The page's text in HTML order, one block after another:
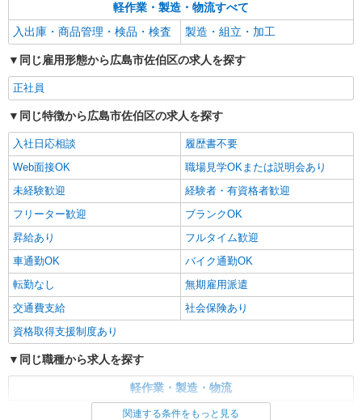
株式会社テクノ・サービス/お仕事No/0827544
シール貼り作業など
時給1200円交通費全額支給
広島県広島市佐伯区 ＊車・バイク通勤OK
詳細を見る
派遣社員
株式会社テクノ・サービス/お仕事No/0863479
機械オペレーターなど
時給1300円交通費全額支給
広島県広島市佐伯区 ＊車・バイク通勤OK
詳細を見る
派遣社員
株式会社綜合キャリアオプション（1314VJ0805G65★77-S-T2）
くるま部品の溶接・組立/日払いOK
時給1,400円 交通費：既定支給
広島県広島市佐伯区
キープ 詳細を見る
軽作業・製造・物流すべて
入出庫・商品管理・検品・検査
製造・組立・加工
同じ雇用形態から広島市佐伯区の求人を探す
正社員
同じ特徴から広島市佐伯区の求人を探す
入社日応相談
履歴書不要
Web面接OK
職場見学OKまたは説明会あり
未経験歓迎
経験者・有資格者歓迎
フリーター歓迎
ブランクOK
昇給あり
フルタイム歓迎
車通勤OK
バイク通勤OK
転勤なし
無期雇用派遣
交通費支給
社会保険あり
資格取得支援制度あり
同じ職種から求人を探す
軽作業・製造・物流
入出庫・商品管理・検品・検査
製造・組立・加工
関連する条件をもっと見る